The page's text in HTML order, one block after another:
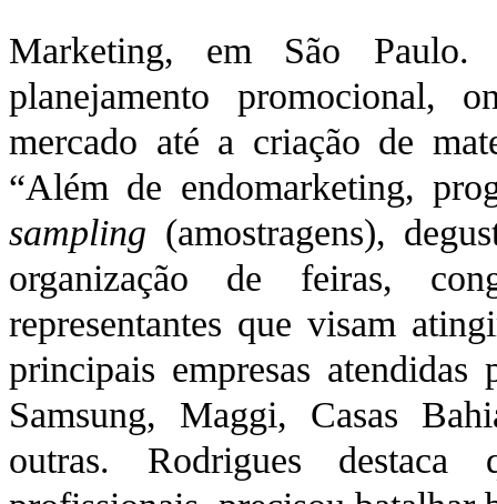
Marketing, em São
planejamento promocional,
mercado até a criação de
“Além de endomarketing,
sampling (amostragens),
organização de feiras,
representantes que visam
principais empresas
Samsung, Maggi, Casas
outras. Rodrigues